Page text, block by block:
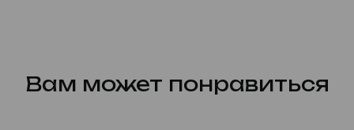
Вам может понравиться